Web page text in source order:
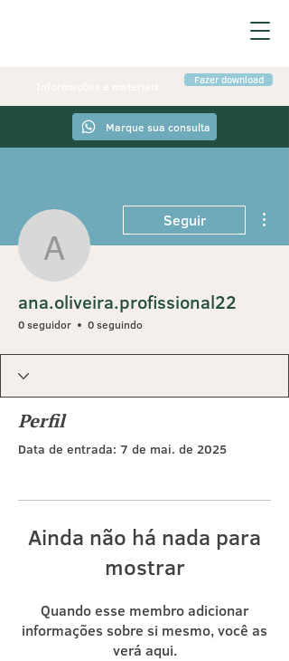
Marque sua consulta
Fazer download
Seguir
ana.oliveira.profissional22
0 seguidor 0 seguindo
Perfil
Data de entrada: 7 de mai. de 2025
Ainda não há nada para
mostrar
Quando esse membro adicionar
informações sobre si mesmo, você as
verá aqui.